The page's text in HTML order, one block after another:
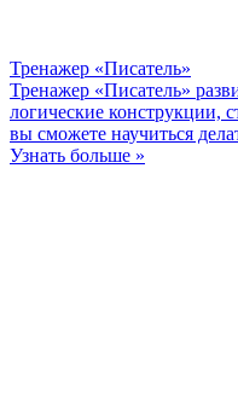
Тренажер «Писатель»
Тренажер «Писатель»
логические конструкции,
вы сможете научиться
Узнать больше »